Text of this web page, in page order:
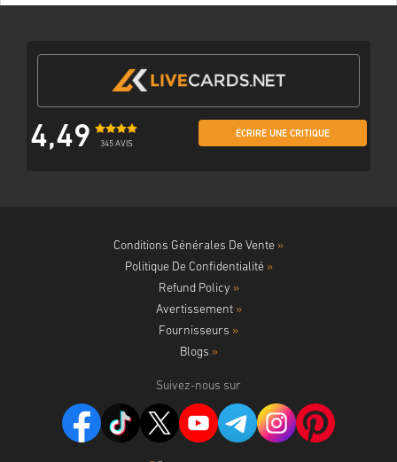
4,49 345 AVIS
ÉCRIRE UNE CRITIQUE
Conditions Générales De Vente »
Politique De Confidentialité »
Refund Policy »
Avertissement »
Fournisseurs »
Blogs »
Suivez-nous sur